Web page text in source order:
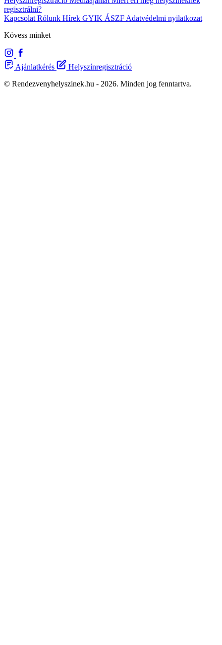
regisztrálni?
KapcsolatRólunk Hírek GYIK ÁSZFAdatvédelmi nyilatkozat
Kövess minket
Ajánlatkérés
Helyszínregisztráció
© Rendezvenyhelyszinek.hu - 2026. Minden jog fenntartva.